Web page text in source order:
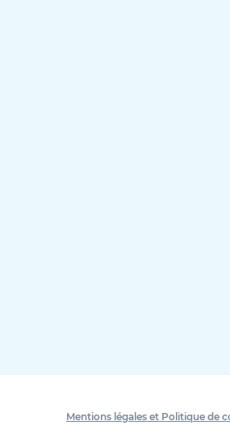
Mentions légales et Politique de